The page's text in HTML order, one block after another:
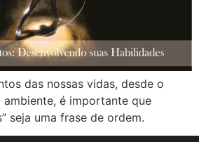
das nossas vidas, desde o
é importante que
seja uma frase de ordem.